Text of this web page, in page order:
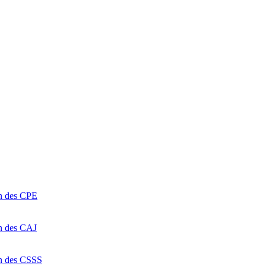
des CPE
des CAJ
des CSSS